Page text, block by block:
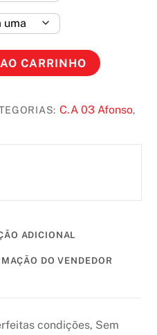
CARRINHO
C.A 03 Afonso,
ADICIONAL
DO VENDEDOR
condições, Sem